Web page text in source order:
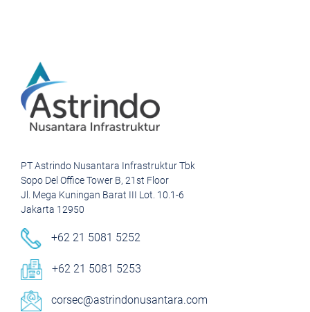
PT Astrindo Nusantara Infrastruktur Tbk
Sopo Del Office Tower B, 21st Floor
Jl. Mega Kuningan Barat III Lot. 10.1-6
Jakarta 12950
+62 21 5081 5252
+62 21 5081 5253
corsec@astrindonusantara.com